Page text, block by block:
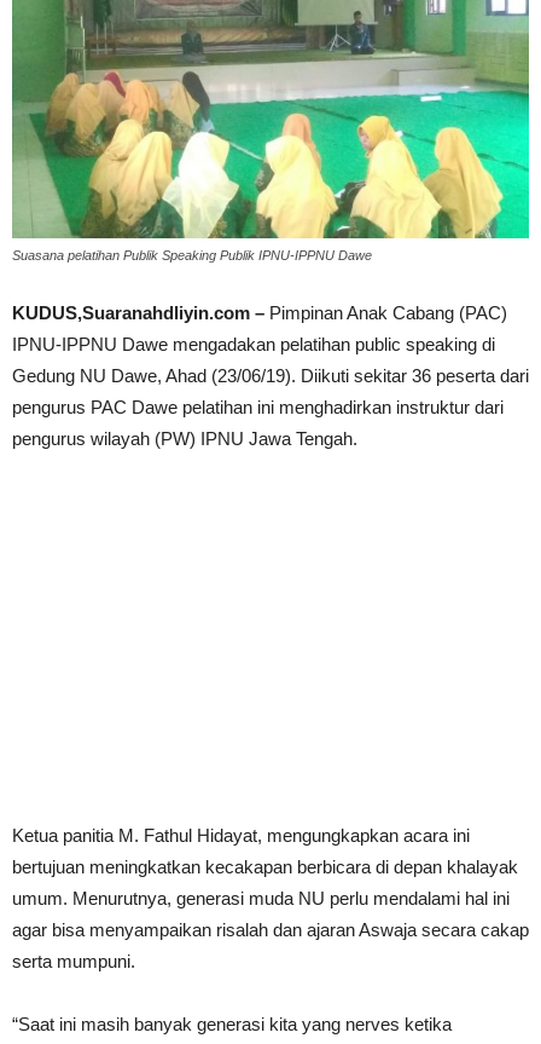
Suasana pelatihan Publik Speaking Publik IPNU-IPPNU Dawe
KUDUS,Suaranahdliyin.com – Pimpinan Anak Cabang (PAC)
IPNU-IPPNU Dawe mengadakan pelatihan public speaking di
Gedung NU Dawe, Ahad (23/06/19). Diikuti sekitar 36 peserta dari
pengurus PAC Dawe pelatihan ini menghadirkan instruktur dari
pengurus wilayah (PW) IPNU Jawa Tengah.
Ketua panitia M. Fathul Hidayat, mengungkapkan acara ini
bertujuan meningkatkan kecakapan berbicara di depan khalayak
umum. Menurutnya, generasi muda NU perlu mendalami hal ini
agar bisa menyampaikan risalah dan ajaran Aswaja secara cakap
serta mumpuni.
“Saat ini masih banyak generasi kita yang nerves ketika